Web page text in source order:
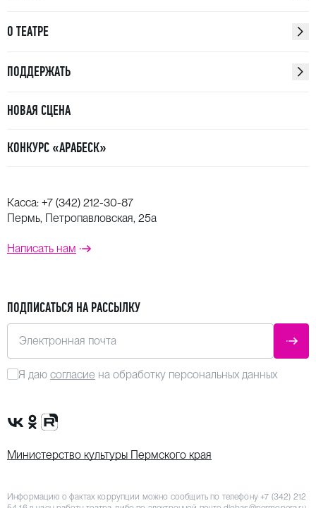
О ТЕАТРЕ
ПОДДЕРЖАТЬ
НОВАЯ СЦЕНА
КОНКУРС «АРАБЕСК»
Касса: +7 (342) 212-30-87
Пермь, Петропавловская, 25а
Написать нам
ПОДПИСАТЬСЯ НА РАССЫЛКУ
Электронная почта
Я даю согласие на обработку персональных данных
Сообщество VK
Группа в одноклассниках
Канал Rutube
Министерство культуры Пермского края
Информацию о фактах коррупции можно сообщить по телефону+7 (342) 212